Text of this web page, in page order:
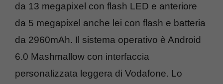
da 13 megapixel con flash LED e anteriore
da 5 megapixel anche lei con flash e batteria
da 2960mAh. Il sistema operativo è Android
6.0 Mashmallow con interfaccia
personalizzata leggera di Vodafone. Lo